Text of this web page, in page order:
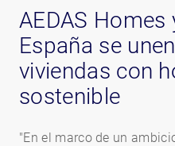
AEDAS Homes
España se
viviendas con
sostenible
"En el marco de un